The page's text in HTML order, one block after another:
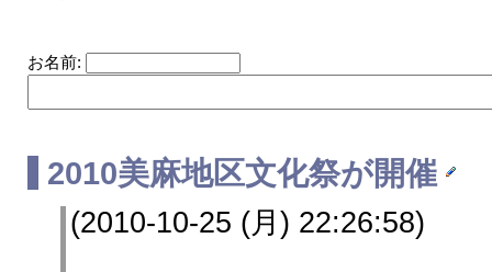
お名前:
2010美麻地区文化祭が開催
(2010-10-25 (月) 22:26:58)